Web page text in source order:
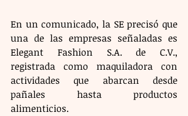
En un comunicado, la SE precisó que
una de las empresas señaladas es
Elegant Fashion S.A. de C.V.,
registrada como maquiladora con
actividades que abarcan desde
pañales hasta productos
alimenticios.